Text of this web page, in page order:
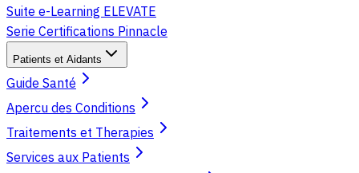
Suite e-Learning ELEVATE
Serie Certifications Pinnacle
Patients et Aidants
Guide Santé
Apercu des Conditions
Traitements et Therapies
Services aux Patients